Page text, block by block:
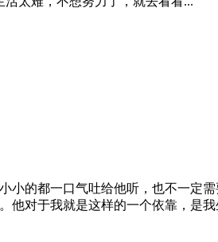
的都一口气吐给他听，也不一定
他对于我就是这样的一个依靠，是我